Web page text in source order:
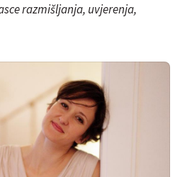
razmišljanja, uvjerenja,